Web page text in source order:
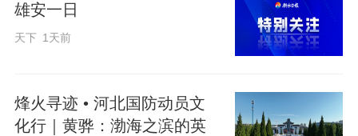
雄安一日
天下 1天前
烽火寻迹 • 河北国防动员文
化行｜黄骅：渤海之滨的英